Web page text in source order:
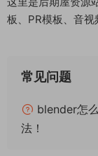
板、PR模板、音视
常见问题
blender怎
法！